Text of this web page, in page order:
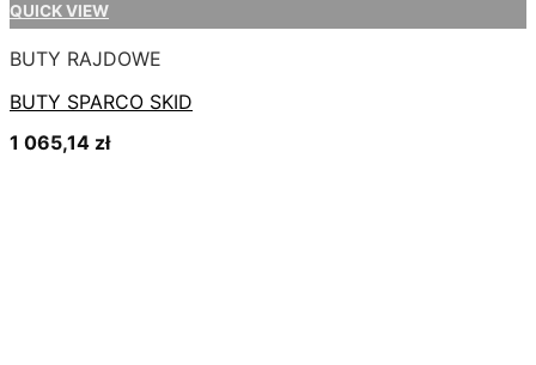
QUICK VIEW
BUTY RAJDOWE
BUTY SPARCO SKID
1 065,14 zł